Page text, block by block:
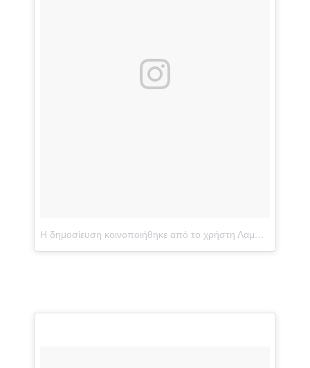
Η δημοσίευση κοινοποιήθηκε από το χρήστη Λαμπρινη Μπομποτα ♐ (@lamprini_mpo)